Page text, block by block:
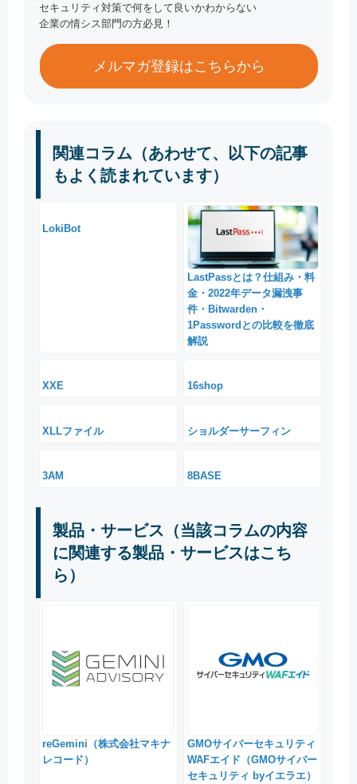
セキュリティ対策で何をして良いかわからない
企業の情シス部門の方必見！
メルマガ登録はこちらから
関連コラム（あわせて、以下の記事
もよく読まれています）
LokiBot
LastPassとは？仕組み・料
金・2022年データ漏洩事
件・Bitwarden・
1Passwordとの比較を徹底
解説
XXE 16shop
XLLファイル ショルダーサーフィン
3AM 8BASE
製品・サービス（当該コラムの内容
に関連する製品・サービスはこち
ら）
reGemini（株式会社マキナ
レコード）
GMOサイバーセキュリティ
WAFエイド（GMOサイバー
セキュリティ byイエラエ）